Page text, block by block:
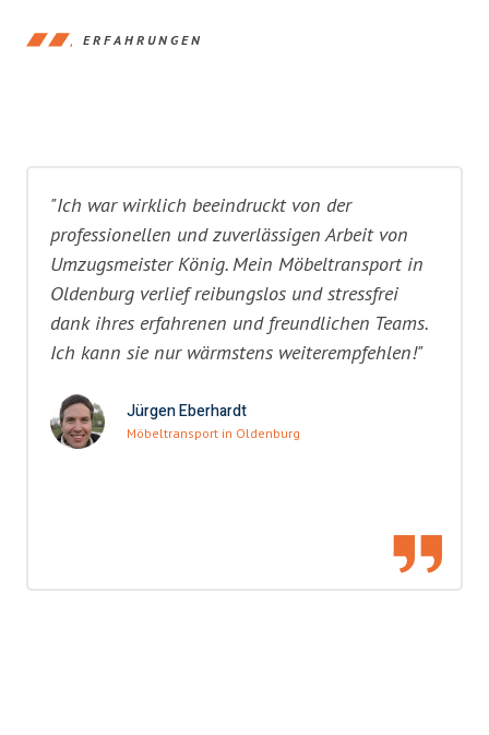
ERFAHRUNGEN
"Ich war wirklich beeindruckt von der
professionellen und zuverlässigen Arbeit von
Umzugsmeister König. Mein Möbeltransport in
Oldenburg verlief reibungslos und stressfrei
dank ihres erfahrenen und freundlichen Teams.
Ich kann sie nur wärmstens weiterempfehlen!"
Jürgen Eberhardt
Möbeltransport in Oldenburg